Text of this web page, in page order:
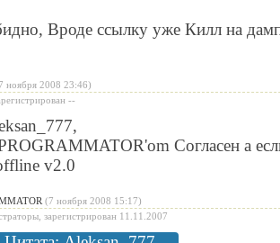
Вроде ссылку уже Килл на
ноября 2008 23:46)
--
,
Согласен а
v2.0
(7 ноября 2008 15:17)
зарегистрирован 11.11.2007